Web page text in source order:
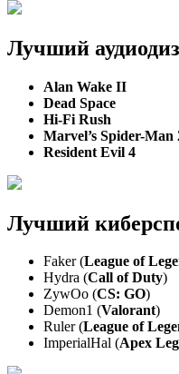
Лучший
Alan Wake II
Dead Space
Hi-Fi Rush
Marvel’s Spider-Man
Resident Evil 4
Лучший
Faker (League of
Hydra (Call of Duty)
ZywOo (CS: GO)
Demon1 (Valorant)
Ruler (League of
ImperialHal (Apex